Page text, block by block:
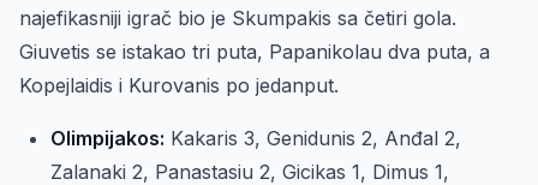
najefikasniji igrač bio je Skumpakis sa četiri gola.
Giuvetis se istakao tri puta, Papanikolau dva puta, a
Kopejlaidis i Kurovanis po jedanput.
Olimpijakos: Kakaris 3, Genidunis 2, Anđal 2,
Zalanaki 2, Panastasiu 2, Gicikas 1, Dimus 1,